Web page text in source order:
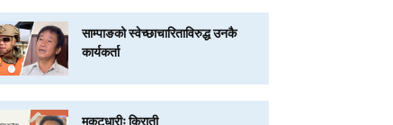
साम्पाङको स्वेच्छाचारिताविरुद्ध उनकै
कार्यकर्ता
मुकुटधारीः किराती